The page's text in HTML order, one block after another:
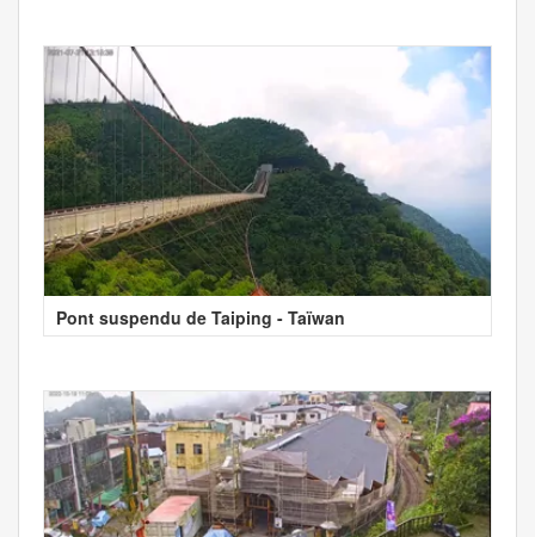
Pont suspendu de Taiping - Taïwan